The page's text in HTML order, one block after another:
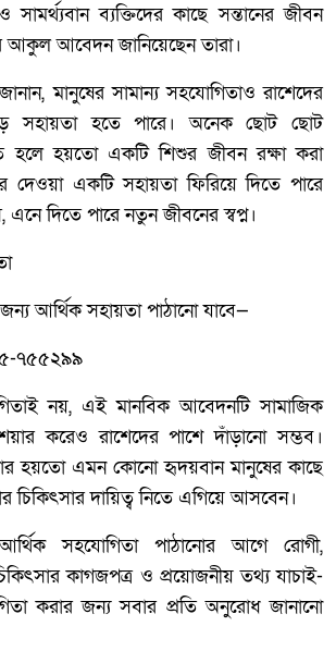
সামর্থ্যবান ব্যক্তিদের কাছে সন্তানের জীবন
আকুল আবেদন জানিয়েছেন তারা।
মানুষের সামান্য সহযোগিতাও রাশেদের
সহায়তা হতে পারে। অনেক ছোট ছোট
হলে হয়তো একটি শিশুর জীবন রক্ষা করা
একটি সহায়তা ফিরিয়ে দিতে পারে
এনে দিতে পারে নতুন জীবনের স্বপ্ন।
আর্থিক সহায়তা পাঠানো যাবে—
৭৫৫২৯৯
নয়, এই মানবিক আবেদনটি সামাজিক
করেও রাশেদের পাশে দাঁড়ানো সম্ভব।
হয়তো এমন কোনো হৃদয়বান মানুষের কাছে
চিকিৎসার দায়িত্ব নিতে এগিয়ে আসবেন।
সহযোগিতা পাঠানোর আগে রোগী,
কাগজপত্র ও প্রয়োজনীয় তথ্য যাচাই-
করার জন্য সবার প্রতি অনুরোধ জানানো